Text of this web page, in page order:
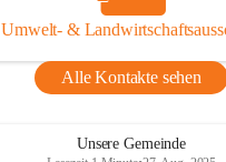
Umwelt- &
Alle Kontakte sehen
Unsere Gemeinde